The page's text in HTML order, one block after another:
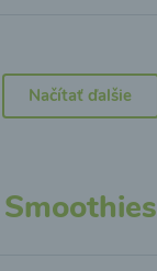
Načítať ďalšie
Smoothies